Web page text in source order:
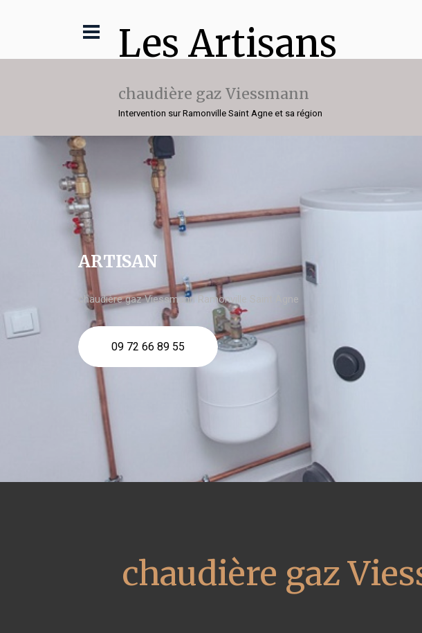
Les Artisans
chaudière gaz Viessmann
Intervention sur Ramonville Saint Agne et sa région
ARTISAN
chaudière gaz Viessmann Ramonville Saint Agne
09 72 66 89 55
chaudière gaz